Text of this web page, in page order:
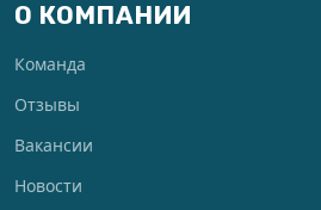
О КОМПАНИИ
Команда
Отзывы
Вакансии
Новости